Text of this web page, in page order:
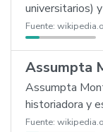
universitarios)
Fuente:
Assumpta
Assumpta
historiadora y
Fuente: